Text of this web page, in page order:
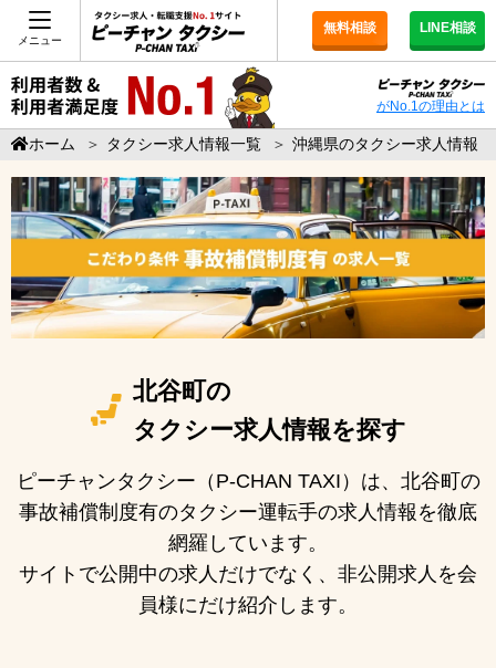
メニュー
無料相談 LINE相談
がNo.1の理由とは
ホーム ＞ タクシー求人情報一覧 ＞ 沖縄県のタクシー求人情報
北谷町の
タクシー求人情報を探す
ピーチャンタクシー（P-CHAN TAXI）は、北谷町の
事故補償制度有のタクシー運転手の求人情報を徹底
網羅しています。
サイトで公開中の求人だけでなく、非公開求人を会
員様にだけ紹介します。